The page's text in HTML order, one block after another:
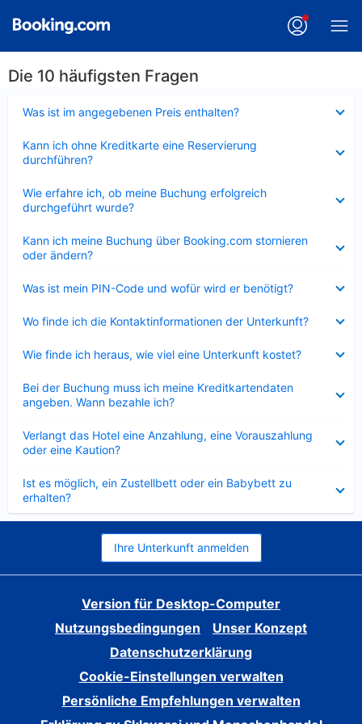
Die 10 häufigsten Fragen
Was ist im angegebenen Preis enthalten?
Kann ich ohne Kreditkarte eine Reservierung
durchführen?
Wie erfahre ich, ob meine Buchung erfolgreich
durchgeführt wurde?
Kann ich meine Buchung über Booking.com stornieren
oder ändern?
Was ist mein PIN-Code und wofür wird er benötigt?
Wo finde ich die Kontaktinformationen der Unterkunft?
Wie finde ich heraus, wie viel eine Unterkunft kostet?
Bei der Buchung muss ich meine Kreditkartendaten
angeben. Wann bezahle ich?
Verlangt das Hotel eine Anzahlung, eine Vorauszahlung
oder eine Kaution?
Ist es möglich, ein Zustellbett oder ein Babybett zu
erhalten?
Ihre Unterkunft anmelden
Version für Desktop-Computer
Nutzungsbedingungen
Unser Konzept
Datenschutzerklärung
Cookie-Einstellungen verwalten
Persönliche Empfehlungen verwalten